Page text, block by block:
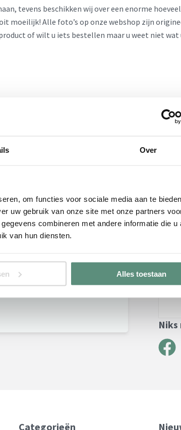
Over
om functies voor sociale media aan te
uw gebruik van onze site met onze partners
combineren met andere informatie die u
van hun diensten.
Alles toestaan
tevens beschikken wij over een enorme
moeilijk! Alle foto’s op onze webshop zijn
of wilt u iets bestellen maar u weet niet
Al
8.6
Niks
F
Categorieën